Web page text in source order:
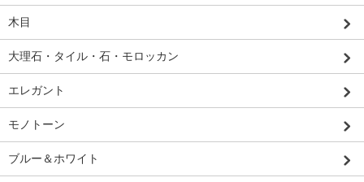
木目
大理石・タイル・石・モロッカン
エレガント
モノトーン
ブルー＆ホワイト